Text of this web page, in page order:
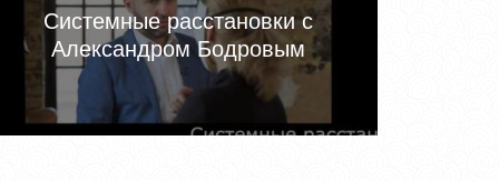
Системные расстановки с
Александром Бодровым